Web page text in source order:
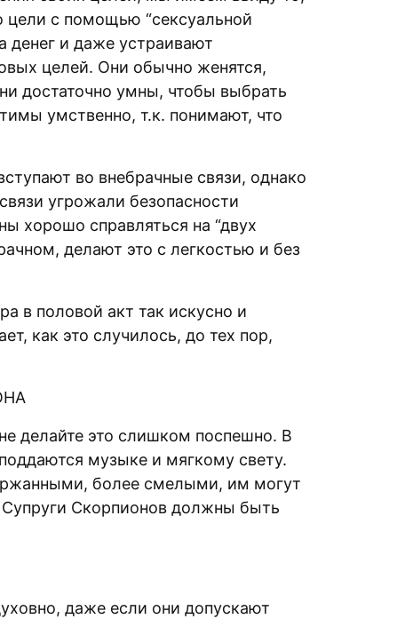
цели с помощью “сексуальной
денег и даже устраивают
целей. Они обычно женятся,
достаточно умны, чтобы выбрать
умственно, т.к. понимают, что
во внебрачные связи, однако
угрожали безопасности
хорошо справляться на “двух
делают это с легкостью и без
в половой акт так искусно и
как это случилось, до тех пор,
делайте это слишком поспешно. В
музыке и мягкому свету.
более смелыми, им могут
Супруги Скорпионов должны быть
даже если они допускают